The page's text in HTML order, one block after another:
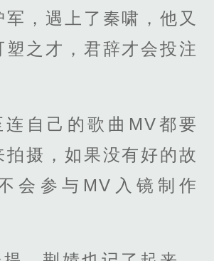
军，遇上了秦啸，他又
塑之才，君辞才会投注
连自己的歌曲MV都要
拍摄，如果没有好的故
会参与MV入镜制作